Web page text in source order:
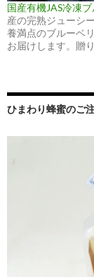
国産有機JAS冷凍
産の完熟ジューシ
養満点のブルーベ
お届けします。贈
ひまわり蜂蜜のご